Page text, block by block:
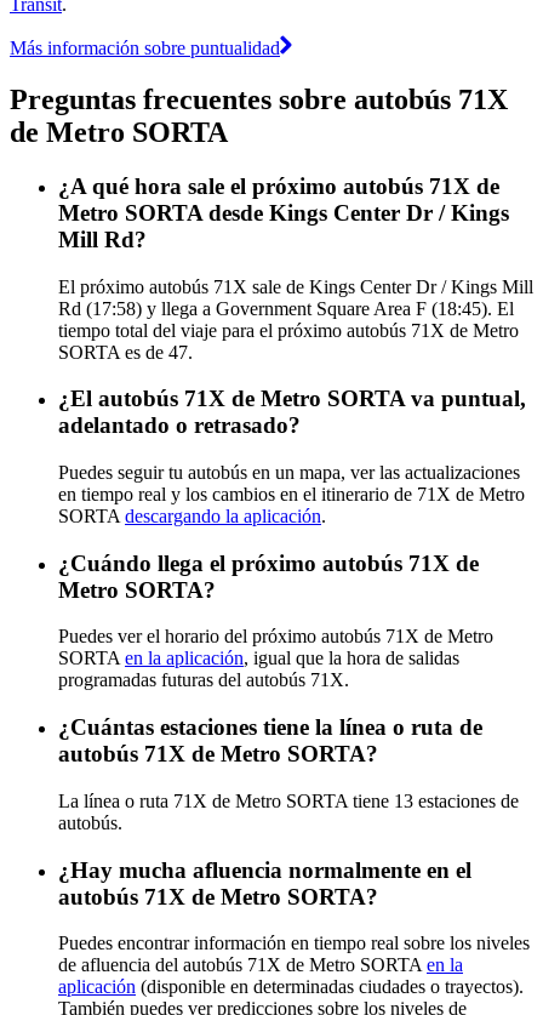
Transit.
Más información sobre puntualidad
Preguntas frecuentes sobre autobús 71X
de Metro SORTA
¿A qué hora sale el próximo autobús 71X de
Metro SORTA desde Kings Center Dr / Kings
Mill Rd?
El próximo autobús 71X sale de Kings Center Dr / Kings Mill
Rd (17:58) y llega a Government Square Area F (18:45). El
tiempo total del viaje para el próximo autobús 71X de Metro
SORTA es de 47.
¿El autobús 71X de Metro SORTA va puntual,
adelantado o retrasado?
Puedes seguir tu autobús en un mapa, ver las actualizaciones
en tiempo real y los cambios en el itinerario de 71X de Metro
SORTA descargando la aplicación.
¿Cuándo llega el próximo autobús 71X de
Metro SORTA?
Puedes ver el horario del próximo autobús 71X de Metro
SORTA en la aplicación, igual que la hora de salidas
programadas futuras del autobús 71X.
¿Cuántas estaciones tiene la línea o ruta de
autobús 71X de Metro SORTA?
La línea o ruta 71X de Metro SORTA tiene 13 estaciones de
autobús.
¿Hay mucha afluencia normalmente en el
autobús 71X de Metro SORTA?
Puedes encontrar información en tiempo real sobre los niveles
de afluencia del autobús 71X de Metro SORTA en la
aplicación (disponible en determinadas ciudades o trayectos).
También puedes ver predicciones sobre los niveles de